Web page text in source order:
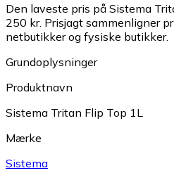
Den laveste pris på Sistema
250 kr. Prisjagt sammenligner
netbutikker og fysiske butikker.
Grundoplysninger
Produktnavn
Sistema Tritan Flip Top 1L
Mærke
Sistema